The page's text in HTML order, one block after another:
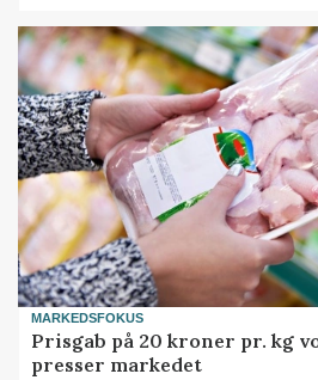
MARKEDSFOKUS
Prisgab på 20 kroner pr. kg
presser markedet